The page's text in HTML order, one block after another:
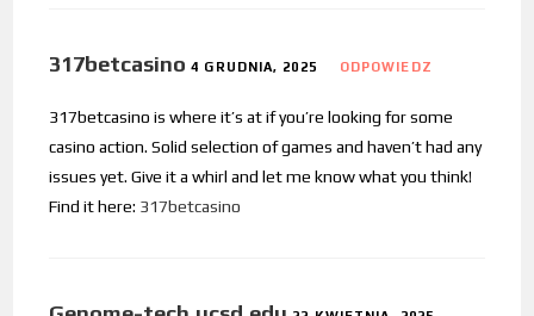
317betcasino 4 GRUDNIA, 2025 ODPOWIEDZ
317betcasino is where it’s at if you’re looking for some
casino action. Solid selection of games and haven’t had any
issues yet. Give it a whirl and let me know what you think!
Find it here: 317betcasino